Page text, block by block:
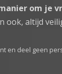
om je
ook, altijd
en deel geen